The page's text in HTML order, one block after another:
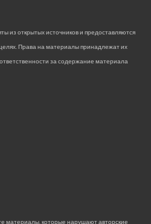
из открытых источников и предоставляются
Права на материалы принадлежат их
за содержание материала
материалы, которые нарушают авторские